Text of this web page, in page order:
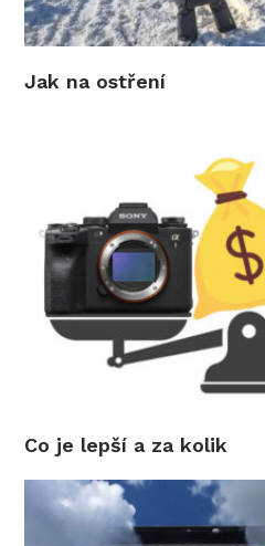
Jak na ostření
Co je lepší a za kolik